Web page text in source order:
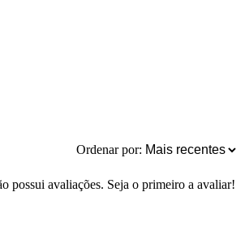
Ordenar por:
possui avaliações. Seja o primeiro a avaliar!